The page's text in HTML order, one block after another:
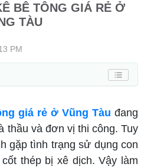
BÊ TÔNG GIÁ RẺ Ở
TÀU
PM
giá rẻ ở Vũng Tàu đang
thầu và đơn vị thi công. Tuy
gặp tình trạng sử dụng con
thép bị xê dịch. Vậy làm